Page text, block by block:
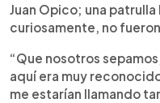
Juan Opico; una
curiosamente, no
“Que nosotros
aquí era muy
me estarían llamando